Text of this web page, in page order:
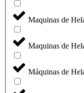
Maquinas de
Maquinas de
Máquinas de